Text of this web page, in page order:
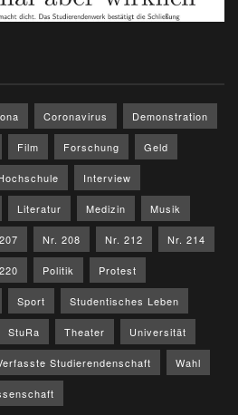
Coronavirus Demonstration
Film Forschung Geld
Interview
Literatur Medizin Musik
Nr. 208 Nr. 212 Nr. 214
Politik Protest
Sport Studentisches Leben
StuRa Theater Universität
Studierendenschaft Wahl